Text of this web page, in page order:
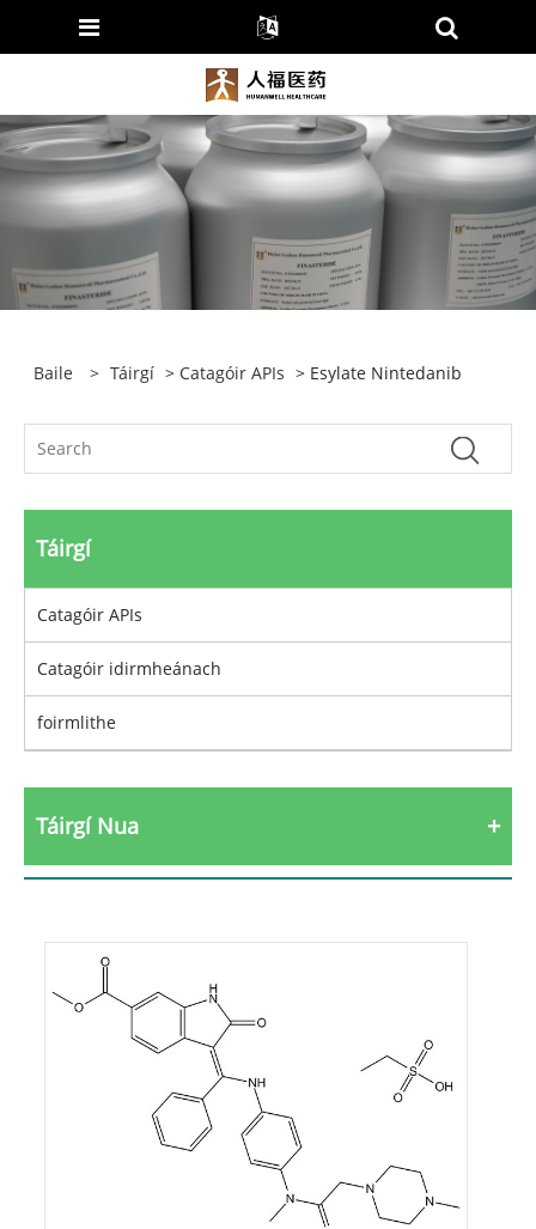
Baile > Táirgí > Catagóir APIs > Esylate Nintedanib
Táirgí
Catagóir APIs
Catagóir idirmheánach
foirmlithe
Táirgí Nua